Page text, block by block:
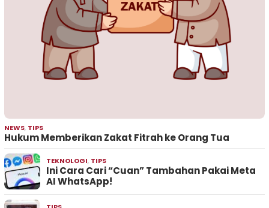
NEWS, TIPS
Hukum Memberikan Zakat Fitrah ke Orang Tua
TEKNOLOGI, TIPS
Ini Cara Cari “Cuan” Tambahan Pakai Meta
AI WhatsApp!